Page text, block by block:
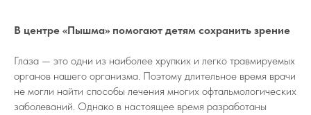
В центре «Пышма» помогают детям сохранить зрение
Глаза — это одни из наиболее хрупких и легко травмируемых
органов нашего организма. Поэтому длительное время врачи
не могли найти способы лечения многих офтальмологических
заболеваний. Однако в настоящее время разработаны